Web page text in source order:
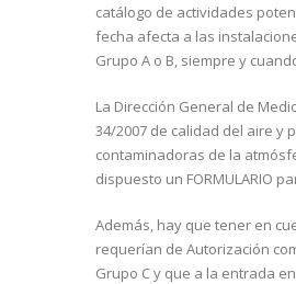
catálogo de actividades
fecha afecta a las
Grupo A o B, siempre y
La Dirección General de
34/2007 de calidad del aire y
contaminadoras de la
dispuesto un FORMULARIO
Además, hay que tener en
requerían de Autorización
Grupo C y que a la entrada